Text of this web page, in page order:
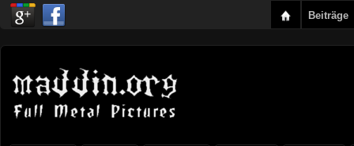
Beiträge